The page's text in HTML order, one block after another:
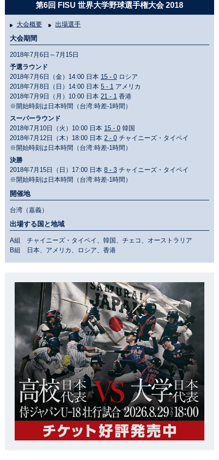
第6回 FISU 世界大学野球選手権大会 2018
大会概要 出場選手
大会期間
2018年7月6日～7月15日
予選ラウンド
2018年7月6日（金）14:00 日本 15 - 0 ロシア
2018年7月8日（日）14:00 日本 5 - 1 アメリカ
2018年7月9日（月）10:00 日本 21 - 1 香港
※開始時刻は日本時間（台湾:時差-1時間）
スーパーラウンド
2018年7月10日（火）10:00 日本 15 - 0 韓国
2018年7月12日（木）18:00 日本 2 - 0 チャイニーズ・タイペイ
※開始時刻は日本時間（台湾:時差-1時間）
決勝
2018年7月15日（日）17:00 日本 8 - 3 チャイニーズ・タイペイ
※開始時刻は日本時間（台湾:時差-1時間）
開催地
台湾（嘉義）
出場する国と地域
A組 チャイニーズ・タイペイ、韓国、チェコ、オーストラリア
B組 日本、アメリカ、ロシア、香港